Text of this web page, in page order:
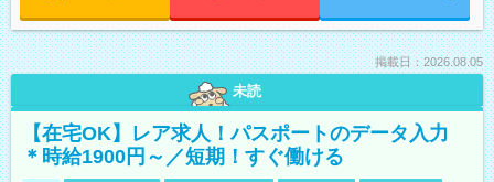
掲載日：2026.08.05
未読
【在宅OK】レア求人！パスポートのデータ入力
＊時給1900円～／短期！すぐ働ける